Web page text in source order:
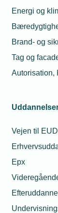
Energi og
Brand- og
Tag og
Autorisation,
Vejen til EUD
Epx
Lokation
Restaurant
4720 Præstø